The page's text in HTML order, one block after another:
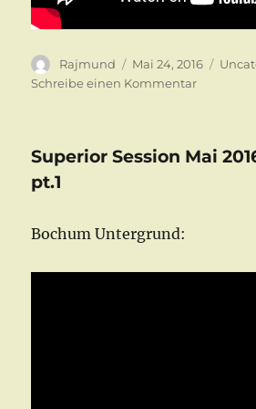
Autor
Rajmund
Veröffentlicht
am
Mai 24, 2016
Schreibe einen Kommentarzu
2016
Superior Session Mai
pt.1
Bochum Untergrund: